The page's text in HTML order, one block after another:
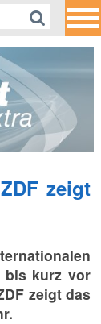
zeigt
bis kurz vor
zeigt das